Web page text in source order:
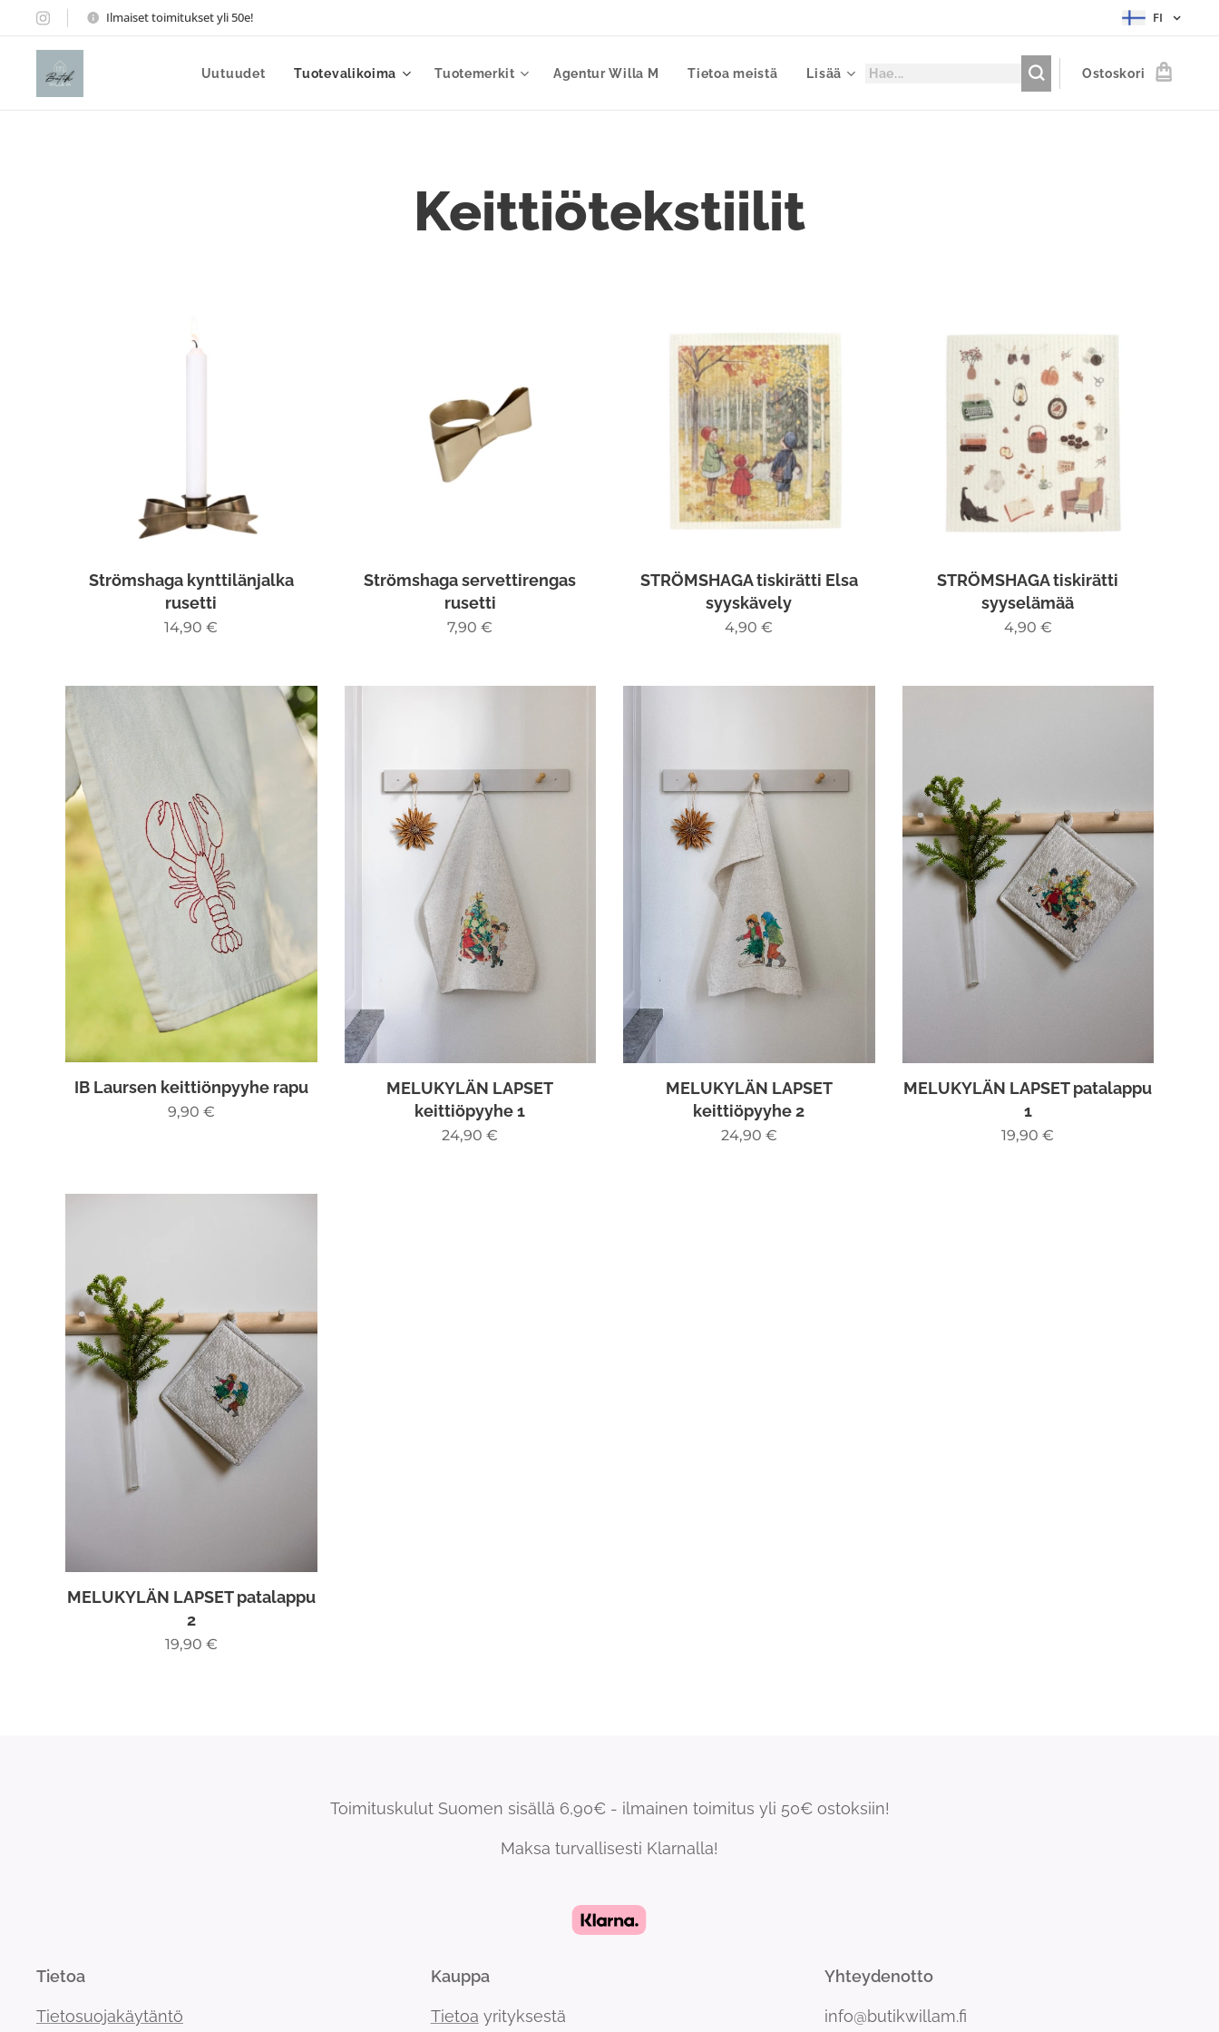
Ilmaiset toimitukset yli 50e! FI
Uutuudet Tuotevalikoima Tuotemerkit Agentur Willa M Tietoa meistä Lisää Ostoskori
Keittiötekstiilit
Strömshaga kynttilänjalka
rusetti
14,90 €
Strömshaga servettirengas
rusetti
7,90 €
STRÖMSHAGA tiskirätti Elsa
syyskävely
4,90 €
STRÖMSHAGA tiskirätti
syyselämää
4,90 €
IB Laursen keittiönpyyhe rapu
9,90 €
MELUKYLÄN LAPSET
keittiöpyyhe 1
24,90 €
MELUKYLÄN LAPSET
keittiöpyyhe 2
24,90 €
MELUKYLÄN LAPSET patalappu
1
19,90 €
MELUKYLÄN LAPSET patalappu
2
19,90 €
Toimituskulut Suomen sisällä 6,90€ - ilmainen toimitus yli 50€ ostoksiin!
Maksa turvallisesti Klarnalla!
Tietoa
Tietosuojakäytäntö
Kauppa
Tietoa yrityksestä
Yhteydenotto
info@butikwillam.fi